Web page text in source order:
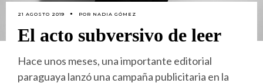
21 AGOSTO 2019 POR NADIA GÓMEZ
El acto subversivo de leer
Hace unos meses, una importante editorial
paraguaya lanzó una campaña publicitaria en la